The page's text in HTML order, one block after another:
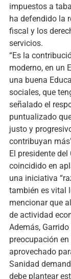
impuestos a
ha defendido la
fiscal y los
servicios.
“Es la
moderno, en un
una buena
sociales, que
señalado el
puntualizado
justo y
contribuyan
El presidente
coincidido en
una iniciativa
también es vital
mencionar que
de actividad
Además,
preocupación
aprovechado
Sanidad
debe plantear